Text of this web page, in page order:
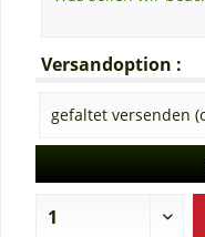
Versandoption :